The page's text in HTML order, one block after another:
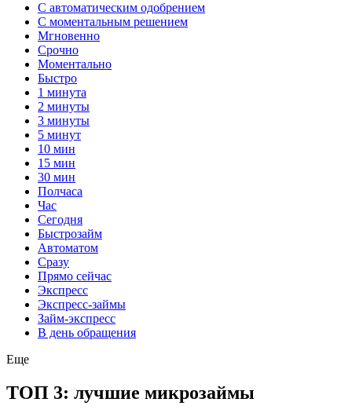
С автоматическим одобрением
С моментальным решением
Мгновенно
Срочно
Моментально
Быстро
1 минута
2 минуты
3 минуты
5 минут
10 мин
15 мин
30 мин
Полчаса
Час
Сегодня
Быстрозайм
Автоматом
Сразу
Прямо сейчас
Экспресс
Экспресс-займы
Займ-экспресс
В день обращения
Еще
ТОП 3: лучшие микрозаймы